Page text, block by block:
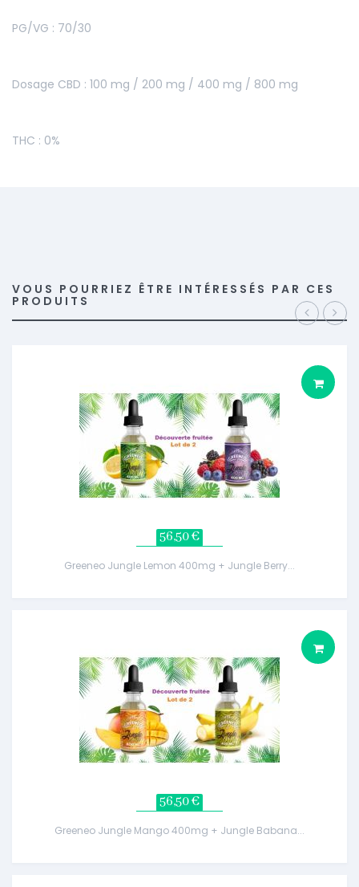
PG/VG : 70/30
Dosage CBD : 100 mg / 200 mg / 400 mg / 800 mg
THC : 0%
VOUS POURRIEZ ÊTRE INTÉRESSÉS PAR CES
PRODUITS
56,50 €
Greeneo Jungle Lemon 400mg + Jungle Berry...
56,50 €
Greeneo Jungle Mango 400mg + Jungle Babana...